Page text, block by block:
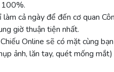
100%.
làm cả ngày để đến cơ quan
giờ thuận tiện nhất.
Online sẽ có mặt cùng
ảnh, lăn tay, quét mống